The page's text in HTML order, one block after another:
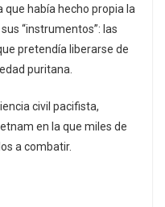
que había hecho propia la
“instrumentos”: las
pretendía liberarse de
puritana.
civil pacifista,
en la que miles de
a combatir.